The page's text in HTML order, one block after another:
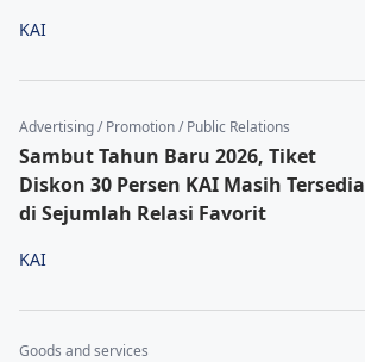
KAI
Advertising / Promotion / Public Relations
Sambut Tahun Baru 2026, Tiket
Diskon 30 Persen KAI Masih Tersedia
di Sejumlah Relasi Favorit
KAI
Goods and services